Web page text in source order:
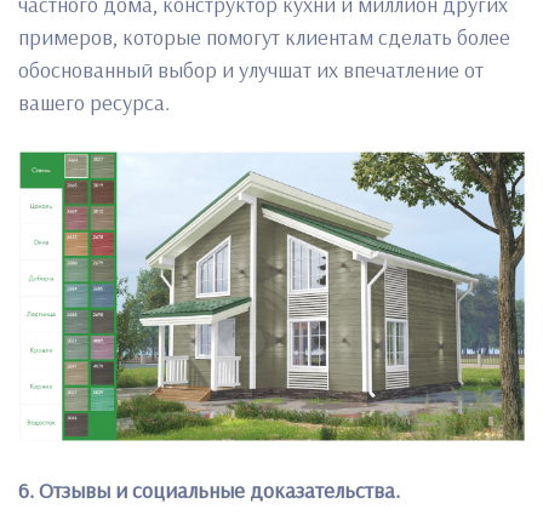
примеров, которые помогут клиентам сделать более
обоснованный выбор и улучшат их впечатление от
вашего ресурса.
6. Отзывы и социальные доказательства.